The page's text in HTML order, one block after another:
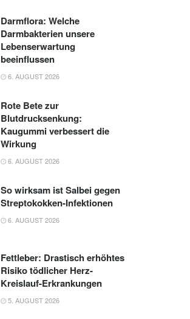
Darmflora: Welche
Darmbakterien unsere
Lebenserwartung
beeinflussen
6. AUGUST 2026
Rote Bete zur
Blutdrucksenkung:
Kaugummi verbessert die
Wirkung
6. AUGUST 2026
So wirksam ist Salbei gegen
Streptokokken-Infektionen
6. AUGUST 2026
Fettleber: Drastisch erhöhtes
Risiko tödlicher Herz-
Kreislauf-Erkrankungen
5. AUGUST 2026